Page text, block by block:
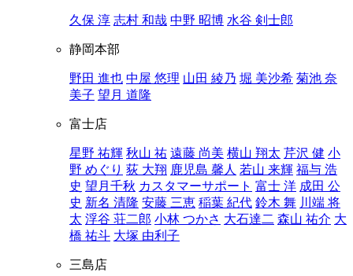
久保 淳 志村 和哉 中野 昭博 水谷 剣士郎
静岡本部
野田 進也 中屋 悠理 山田 綾乃 堀 美沙希 菊池 奈
美子 望月 道隆
富士店
星野 祐輝 秋山 祐 遠藤 尚美 横山 翔太 芹沢 健 小
野 めぐり 荻 大翔 鹿児島 馨人 若山 来輝 福与 浩
史 望月千秋 カスタマーサポート 富士 洋 成田 公
史 新名 清隆 安藤 三恵 稲葉 紀代 鈴木 舞 川端 将
太 浮谷 荘二郎 小林 つかさ 大石達二 森山 祐介 大
橋 祐斗 大塚 由利子
三島店